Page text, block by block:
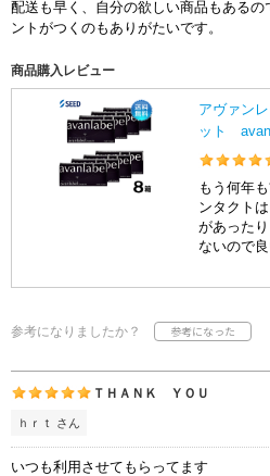
配送も早く、自分の欲しい商品もある
ントがつくのもありがたいです。
商品購入レビュー
アヴァン
ット
もう何年
ンタクト
があった
ないので
参考になりましたか？
ＴＨＡＮＫ ＹＯＵ
ｈｒｔ さん
いつも利用させてもらってます